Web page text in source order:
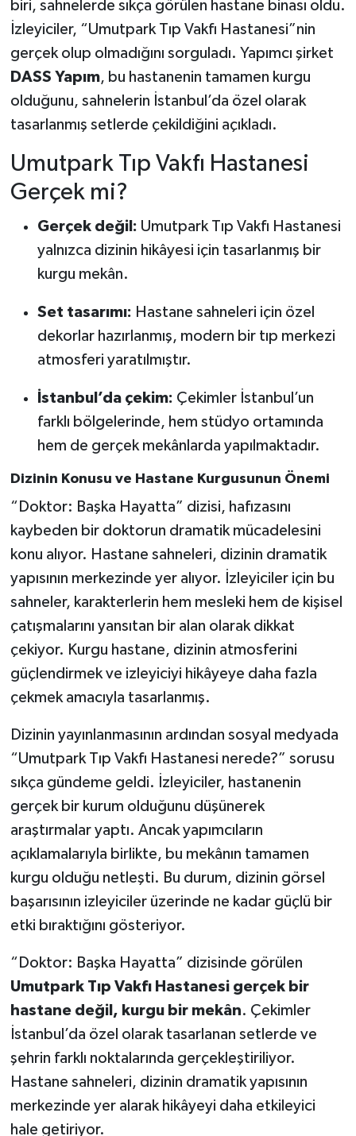
biri, sahnelerde sıkça görülen hastane binası oldu.
İzleyiciler, “Umutpark Tıp Vakfı Hastanesi”nin
gerçek olup olmadığını sorguladı. Yapımcı şirket
DASS Yapım, bu hastanenin tamamen kurgu
olduğunu, sahnelerin İstanbul’da özel olarak
tasarlanmış setlerde çekildiğini açıkladı.
Umutpark Tıp Vakfı Hastanesi
Gerçek mi?
Gerçek değil: Umutpark Tıp Vakfı Hastanesi
yalnızca dizinin hikâyesi için tasarlanmış bir
kurgu mekân.
Set tasarımı: Hastane sahneleri için özel
dekorlar hazırlanmış, modern bir tıp merkezi
atmosferi yaratılmıştır.
İstanbul’da çekim: Çekimler İstanbul’un
farklı bölgelerinde, hem stüdyo ortamında
hem de gerçek mekânlarda yapılmaktadır.
Dizinin Konusu ve Hastane Kurgusunun Önemi
“Doktor: Başka Hayatta” dizisi, hafızasını
kaybeden bir doktorun dramatik mücadelesini
konu alıyor. Hastane sahneleri, dizinin dramatik
yapısının merkezinde yer alıyor. İzleyiciler için bu
sahneler, karakterlerin hem mesleki hem de kişisel
çatışmalarını yansıtan bir alan olarak dikkat
çekiyor. Kurgu hastane, dizinin atmosferini
güçlendirmek ve izleyiciyi hikâyeye daha fazla
çekmek amacıyla tasarlanmış.
Dizinin yayınlanmasının ardından sosyal medyada
“Umutpark Tıp Vakfı Hastanesi nerede?” sorusu
sıkça gündeme geldi. İzleyiciler, hastanenin
gerçek bir kurum olduğunu düşünerek
araştırmalar yaptı. Ancak yapımcıların
açıklamalarıyla birlikte, bu mekânın tamamen
kurgu olduğu netleşti. Bu durum, dizinin görsel
başarısının izleyiciler üzerinde ne kadar güçlü bir
etki bıraktığını gösteriyor.
“Doktor: Başka Hayatta” dizisinde görülen
Umutpark Tıp Vakfı Hastanesi gerçek bir
hastane değil, kurgu bir mekân. Çekimler
İstanbul’da özel olarak tasarlanan setlerde ve
şehrin farklı noktalarında gerçekleştiriliyor.
Hastane sahneleri, dizinin dramatik yapısının
merkezinde yer alarak hikâyeyi daha etkileyici
hale getiriyor.